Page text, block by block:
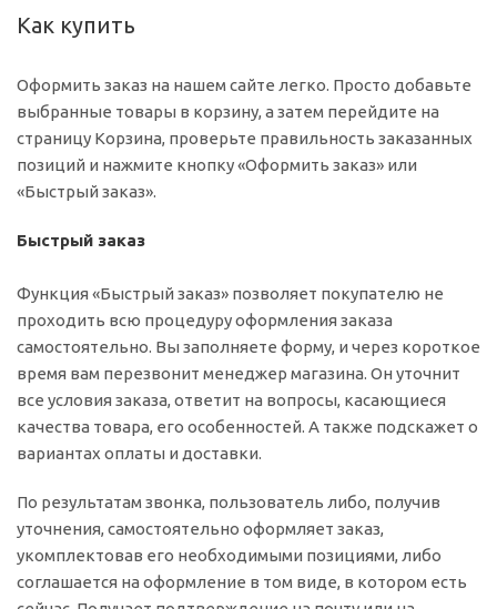
Как купить
Оформить заказ на нашем сайте легко. Просто добавьте
выбранные товары в корзину, а затем перейдите на
страницу Корзина, проверьте правильность заказанных
позиций и нажмите кнопку «Оформить заказ» или
«Быстрый заказ».
Быстрый заказ
Функция «Быстрый заказ» позволяет покупателю не
проходить всю процедуру оформления заказа
самостоятельно. Вы заполняете форму, и через короткое
время вам перезвонит менеджер магазина. Он уточнит
все условия заказа, ответит на вопросы, касающиеся
качества товара, его особенностей. А также подскажет о
вариантах оплаты и доставки.
По результатам звонка, пользователь либо, получив
уточнения, самостоятельно оформляет заказ,
укомплектовав его необходимыми позициями, либо
соглашается на оформление в том виде, в котором есть